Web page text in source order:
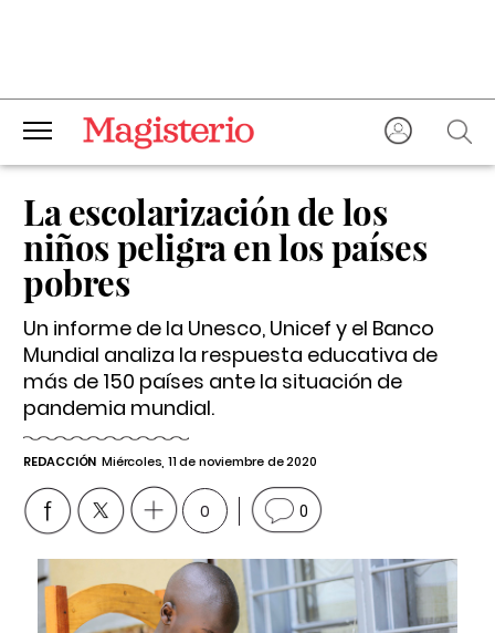
La escolarización de los
niños peligra en los países
pobres
Un informe de la Unesco, Unicef y el Banco
Mundial analiza la respuesta educativa de
más de 150 países ante la situación de
pandemia mundial.
REDACCIÓN Miércoles, 11 de noviembre de 2020
0 0